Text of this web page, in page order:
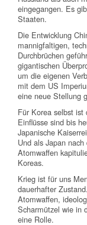
eingegangen. Es
Staaten.
Die Entwicklung
mannigfaltigen,
Durchbrüchen
gigantischen
um die eigenen
mit dem US
eine neue Stellung
Für Korea selbst ist
Einflüsse sind bis
Japanische
Und als Japan
Atomwaffen
Koreas.
Krieg ist für uns
dauerhafter
Atomwaffen,
Scharmützel wie in
eine Rolle.